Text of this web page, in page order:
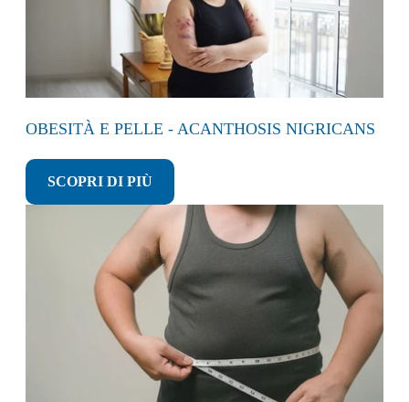
OBESITÀ E PELLE - ACANTHOSIS NIGRICANS
SCOPRI DI PIÙ